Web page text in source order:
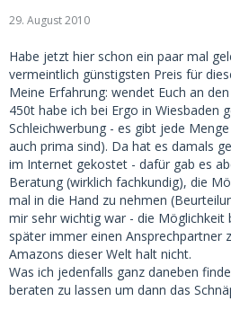
29. August 2010
Habe jetzt hier schon ein paar mal
vermeintlich günstigsten Preis für
Meine Erfahrung: wendet Euch an
450t habe ich bei Ergo in Wiesbaden
Schleichwerbung - es gibt jede
auch prima sind). Da hat es damals
im Internet gekostet - dafür gab es
Beratung (wirklich fachkundig), die
mal in die Hand zu nehmen
mir sehr wichtig war - die Möglichkeit
später immer einen Ansprechpartner
Amazons dieser Welt halt nicht.
Was ich jedenfalls ganz daneben
beraten zu lassen um dann das